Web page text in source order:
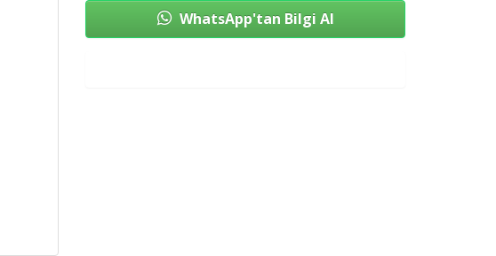
WhatsApp'tan Bilgi Al